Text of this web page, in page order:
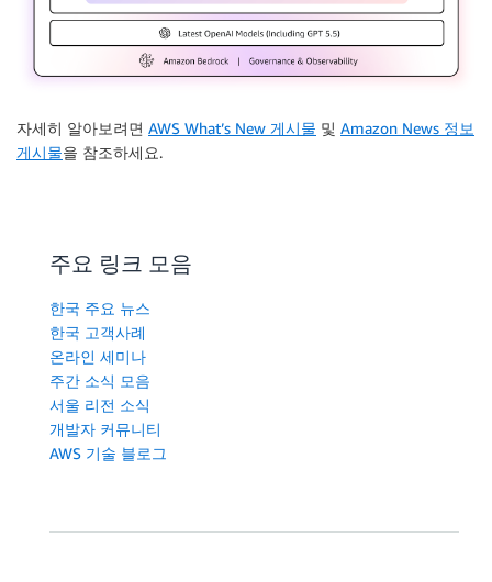
자세히 알아보려면 AWS What’s New 게시물 및 Amazon News 정보
게시물을 참조하세요.
주요 링크 모음
한국 주요 뉴스
한국 고객사례
온라인 세미나
주간 소식 모음
서울 리전 소식
개발자 커뮤니티
AWS 기술 블로그